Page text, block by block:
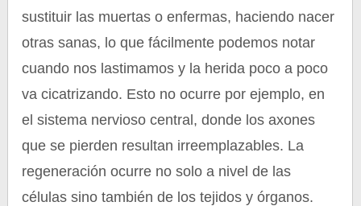
sustituir las muertas o enfermas, haciendo nacer
otras sanas, lo que fácilmente podemos notar
cuando nos lastimamos y la herida poco a poco
va cicatrizando. Esto no ocurre por ejemplo, en
el sistema nervioso central, donde los axones
que se pierden resultan irreemplazables. La
regeneración ocurre no solo a nivel de las
células sino también de los tejidos y órganos.